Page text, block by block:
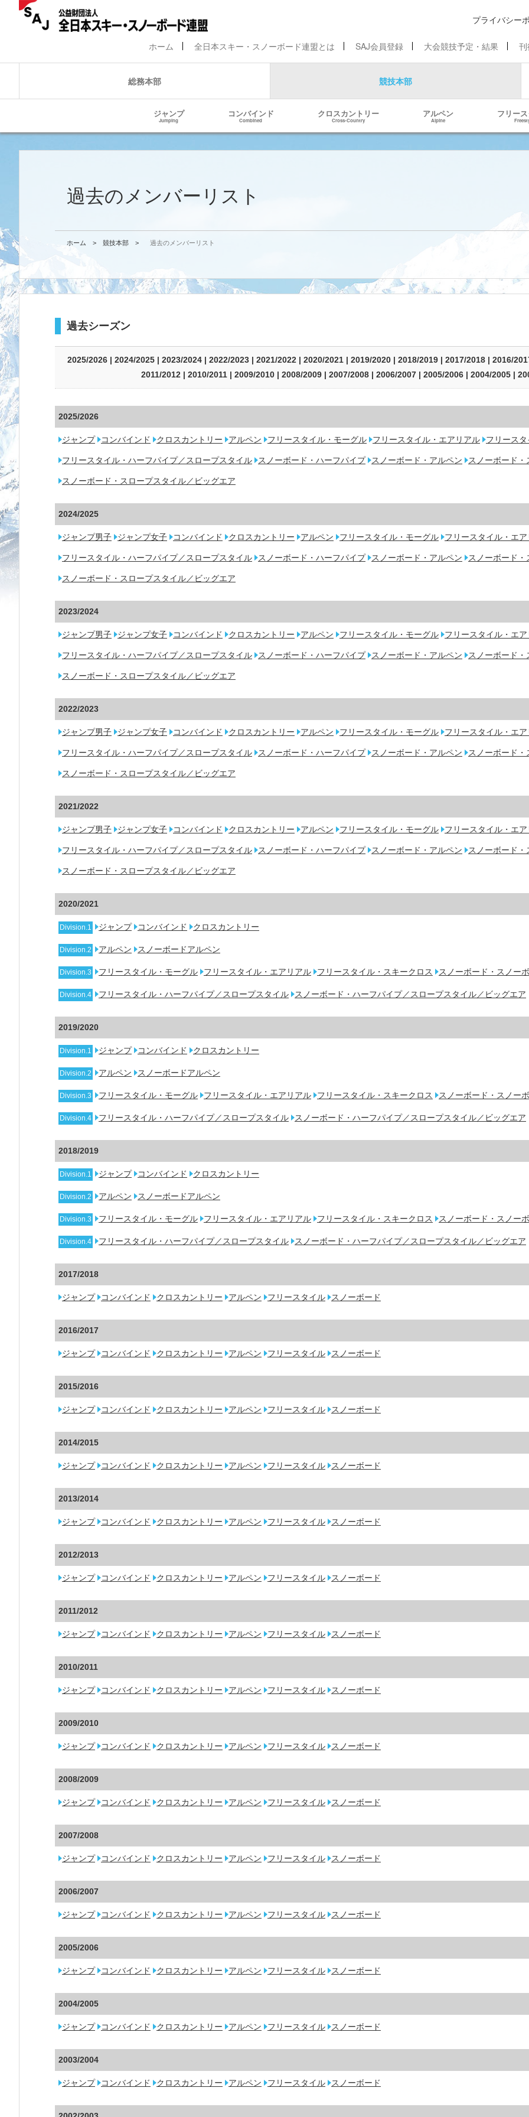
プライバシー
ホーム 全日本スキー・スノーボード連盟とは SAJ会員登録 大会競技予定・結果
総務本部 競技本部
ジャンプ
Jumping
コンバインド
Combined
クロスカントリー
Cross-Country
アルペン
Alpine
フリー
過去のメンバーリスト
ホーム > 競技本部 > 過去のメンバーリスト
過去シーズン
2025/2026 | 2024/2025 | 2023/2024 | 2022/2023 | 2021/2022 | 2020/2021 | 2019/2020 | 2018/2019 | 2017/2018 | 2016/
2011/2012 | 2010/2011 | 2009/2010 | 2008/2009 | 2007/2008 | 2006/2007 | 2005/2006 | 2004/2005 |
2025/2026
ジャンプ コンバインド クロスカントリー アルペン フリースタイル・モーグル フリースタイル・エアリアル フリース
フリースタイル・ハーフパイプ／スロープスタイル スノーボード・ハーフパイプ スノーボード・アルペン スノーボード・
スノーボード・スロープスタイル／ビッグエア
2024/2025
ジャンプ男子 ジャンプ女子 コンバインド クロスカントリー アルペン フリースタイル・モーグル フリースタイル・エ
フリースタイル・ハーフパイプ／スロープスタイル スノーボード・ハーフパイプ スノーボード・アルペン スノーボード・
スノーボード・スロープスタイル／ビッグエア
2023/2024
ジャンプ男子 ジャンプ女子 コンバインド クロスカントリー アルペン フリースタイル・モーグル フリースタイル・エ
フリースタイル・ハーフパイプ／スロープスタイル スノーボード・ハーフパイプ スノーボード・アルペン スノーボード・
スノーボード・スロープスタイル／ビッグエア
2022/2023
ジャンプ男子 ジャンプ女子 コンバインド クロスカントリー アルペン フリースタイル・モーグル フリースタイル・エ
フリースタイル・ハーフパイプ／スロープスタイル スノーボード・ハーフパイプ スノーボード・アルペン スノーボード・
スノーボード・スロープスタイル／ビッグエア
2021/2022
ジャンプ男子 ジャンプ女子 コンバインド クロスカントリー アルペン フリースタイル・モーグル フリースタイル・エ
フリースタイル・ハーフパイプ／スロープスタイル スノーボード・ハーフパイプ スノーボード・アルペン スノーボード・
スノーボード・スロープスタイル／ビッグエア
2020/2021
Division.1 ジャンプ コンバインド クロスカントリー
Division.2 アルペン スノーボードアルペン
Division.3 フリースタイル・モーグル フリースタイル・エアリアル フリースタイル・スキークロス スノーボード・スノー
Division.4 フリースタイル・ハーフパイプ／スロープスタイル スノーボード・ハーフパイプ／スロープスタイル／ビッグエア
2019/2020
Division.1 ジャンプ コンバインド クロスカントリー
Division.2 アルペン スノーボードアルペン
Division.3 フリースタイル・モーグル フリースタイル・エアリアル フリースタイル・スキークロス スノーボード・スノー
Division.4 フリースタイル・ハーフパイプ／スロープスタイル スノーボード・ハーフパイプ／スロープスタイル／ビッグエア
2018/2019
Division.1 ジャンプ コンバインド クロスカントリー
Division.2 アルペン スノーボードアルペン
Division.3 フリースタイル・モーグル フリースタイル・エアリアル フリースタイル・スキークロス スノーボード・スノー
Division.4 フリースタイル・ハーフパイプ／スロープスタイル スノーボード・ハーフパイプ／スロープスタイル／ビッグエア
2017/2018
ジャンプ コンバインド クロスカントリー アルペン フリースタイル スノーボード
2016/2017
ジャンプ コンバインド クロスカントリー アルペン フリースタイル スノーボード
2015/2016
ジャンプ コンバインド クロスカントリー アルペン フリースタイル スノーボード
2014/2015
ジャンプ コンバインド クロスカントリー アルペン フリースタイル スノーボード
2013/2014
ジャンプ コンバインド クロスカントリー アルペン フリースタイル スノーボード
2012/2013
ジャンプ コンバインド クロスカントリー アルペン フリースタイル スノーボード
2011/2012
ジャンプ コンバインド クロスカントリー アルペン フリースタイル スノーボード
2010/2011
ジャンプ コンバインド クロスカントリー アルペン フリースタイル スノーボード
2009/2010
ジャンプ コンバインド クロスカントリー アルペン フリースタイル スノーボード
2008/2009
ジャンプ コンバインド クロスカントリー アルペン フリースタイル スノーボード
2007/2008
ジャンプ コンバインド クロスカントリー アルペン フリースタイル スノーボード
2006/2007
ジャンプ コンバインド クロスカントリー アルペン フリースタイル スノーボード
2005/2006
ジャンプ コンバインド クロスカントリー アルペン フリースタイル スノーボード
2004/2005
ジャンプ コンバインド クロスカントリー アルペン フリースタイル スノーボード
2003/2004
ジャンプ コンバインド クロスカントリー アルペン フリースタイル スノーボード